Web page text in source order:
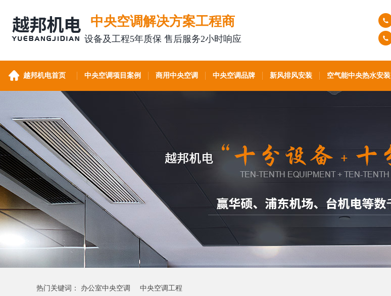
中央空调解决方案工程商
设备及工程5年质保 售后服务2小时响应
越邦机电首页 中央空调项目案例 商用中央空调 中央空调品牌 新风排风安装 空气能中央热水安装
热门关键词： 办公室中央空调 中央空调工程